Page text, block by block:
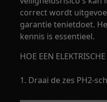
correct wordt
garantie tenietdoet.
kennis is essentieel.
HOE EEN
1. Draai de zes PH2-